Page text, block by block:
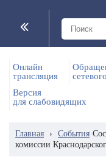
Онлайн
трансляция
Версия
для слабовидящих
Главная › События
комиссии